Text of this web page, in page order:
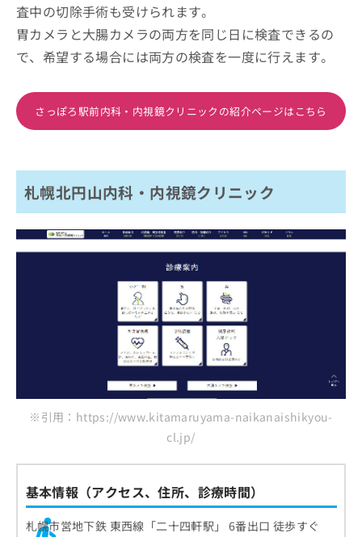
査中の切除手術も受けられます。
胃カメラと大腸カメラの両方を同じ日に検査できるの
で、希望する場合には両方の検査を一度に行えます。
さっぽろ駅前内科・内視鏡クリニックの紹介ページはこちら
札幌北円山内科・内視鏡クリニック
※引用：https://www.kitamaruyama-naikanaishikyou-
cl.jp/
基本情報（アクセス、住所、診療時間）
札幌市営地下鉄 東西線「二十四軒駅」 6番出口 徒歩すぐ